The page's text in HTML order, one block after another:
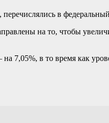
в
на то, чтобы
7,05%, в то время как